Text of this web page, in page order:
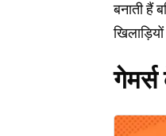
बनाती हैं